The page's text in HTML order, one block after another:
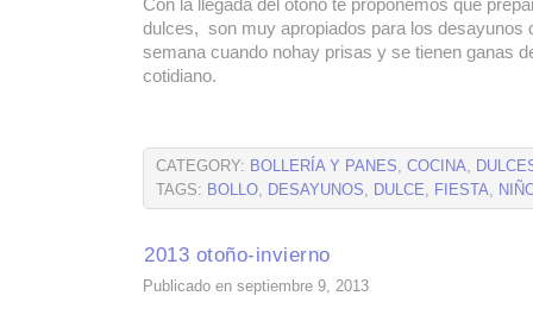
Con la llegada del otoño te proponemos que
dulces, son muy apropiados para los desayunos
semana cuando nohay prisas y se tienen ganas
cotidiano.
CATEGORY: BOLLERÍA Y PANES, COCINA,
TAGS: BOLLO, DESAYUNOS, DULCE, FIESTA,
2013 otoño-invierno
Publicado en septiembre 9, 2013